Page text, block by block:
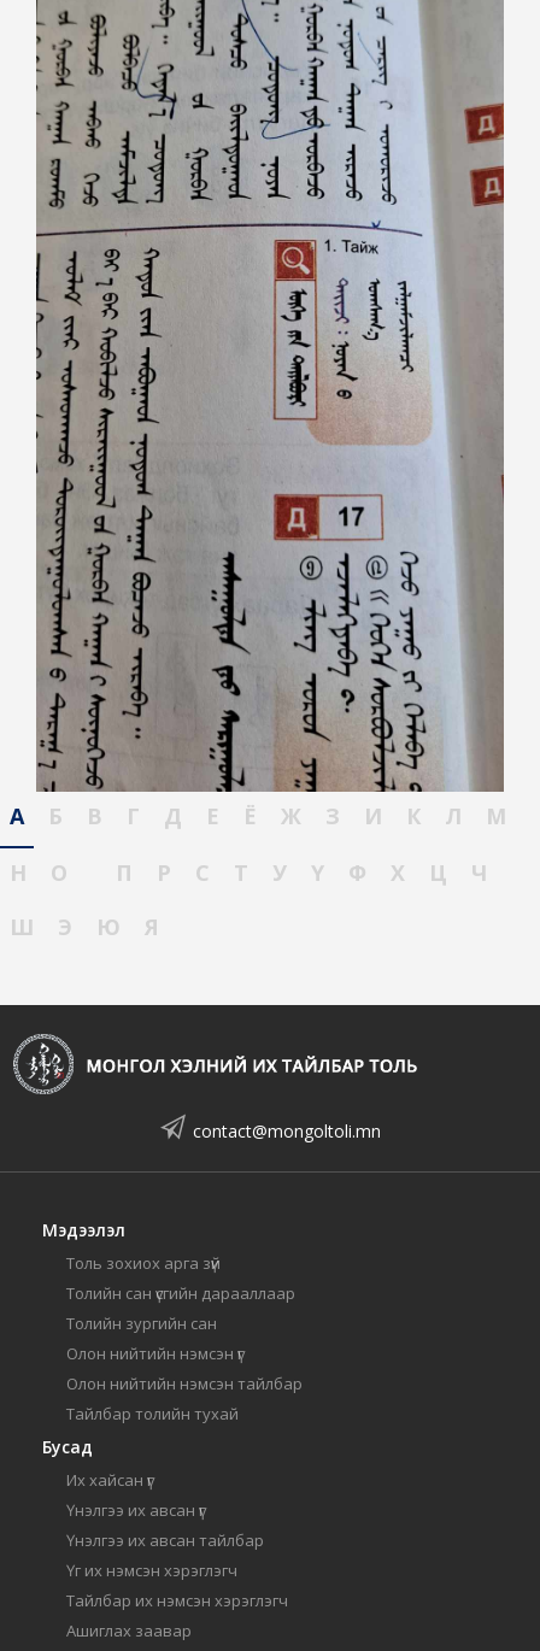
А Б В Г Д Е Ё Ж З И К Л
М
Н
О П Р С Т У Ү Ф Х Ц
Ч
Ш
Э Ю Я
contact@mongoltoli.mn
Мэдээлэл
Толь зохиох арга зүй
Толийн сан үсгийн дарааллаар
Толийн зургийн сан
Олон нийтийн нэмсэн үг
Олон нийтийн нэмсэн тайлбар
Тайлбар толийн тухай
Бусад
Их хайсан үг
Үнэлгээ их авсан үг
Үнэлгээ их авсан тайлбар
Үг их нэмсэн хэрэглэгч
Тайлбар их нэмсэн хэрэглэгч
Ашиглах заавар